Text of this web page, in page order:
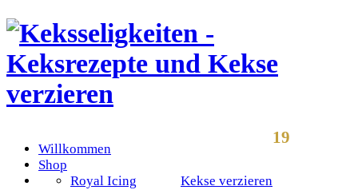
Willkommen
Shop
Kekse verzieren
Royal Icing
19